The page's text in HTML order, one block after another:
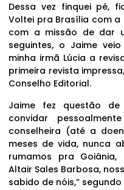
Dessa vez finquei pé,
Voltei pra Brasília com
com a missão de dar
seguintes, o Jaime
minha irmã Lúcia a
primeira revista
Conselho Editorial.
Jaime fez questão
convidar
conselheira (até a
meses de vida, nunca
rumamos pra
Altair Sales Barbosa,
sabido de nóis,”